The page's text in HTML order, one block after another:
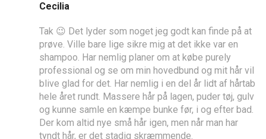
Cecilia
Tak 😉 Det lyder som noget jeg godt kan finde på at
prøve. Ville bare lige sikre mig at det ikke var en
shampoo. Har nemlig planer om at købe purely
professional og se om min hovedbund og mit hår vil
blive glad for det. Har nemlig i en del år lidt af hårtab
hele året rundt. Massere hår på lagen, puder tøj, gulv
og kunne samle en kæmpe bunke før, i og efter bad.
Der kom altid nye små hår igen, men når man har
tyndt hår, er det stadig skræmmende.